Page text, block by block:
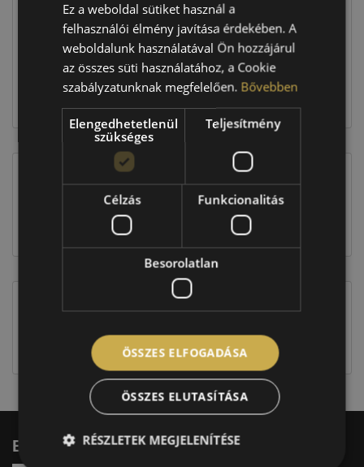
57 560 Ft
EU-s abroncscímke
Figyelem a feltüntetett címke adatok tájékoztató
címkével ellátott abroncs kerül kiszállításra.
Elérhetőség
Ez a weboldal sütiket használ a
felhasználói élmény javítása érdekében. A
weboldalunk használatával Ön hozzájárul
az összes süti használatához, a Cookie
szabályzatunknak megfelelően. Bővebben
Elengedhetetlenül
szükséges
Teljesítmény
Célzás Funkcionalitás
Besorolatlan
ÖSSZES ELFOGADÁSA
ÖSSZES ELUTASÍTÁSA
RÉSZLETEK MEGJELENÍTÉSE